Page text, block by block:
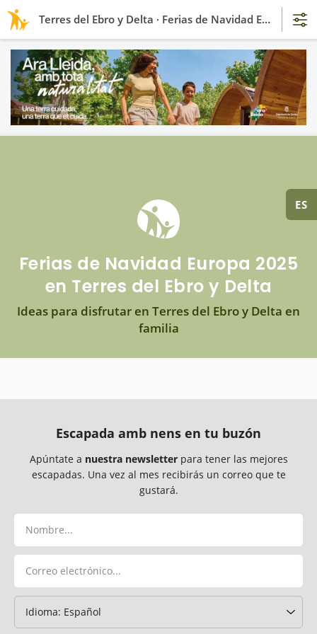
ES
Ferias de Navidad Europa 2025
en Terres del Ebro y Delta
Ideas para disfrutar en Terres del Ebro y Delta en
familia
Escapada amb nens en tu buzón
Apúntate a nuestra newsletterpara tener las mejores
escapadas. Una vez al mes recibirás un correo que te
gustará.
Terres del Ebro y Delta · Ferias de Navidad Europa 2025